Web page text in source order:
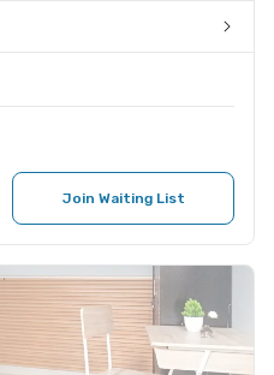
Join Waiting List